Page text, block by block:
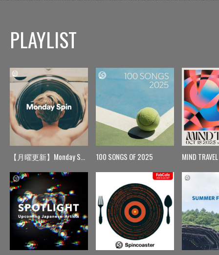
PLAYLIST
【月曜更新】Monday Spin 100 SONGS OF 2025 MIND TRAVEL